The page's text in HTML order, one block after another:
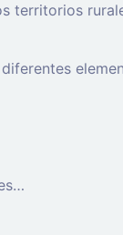
territorios